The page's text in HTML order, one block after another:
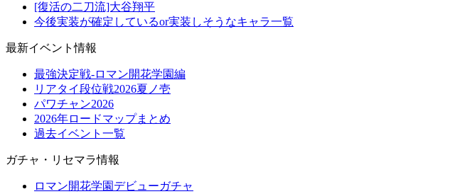
[復活の二刀流]大谷翔平
今後実装が確定しているor実装しそうなキャラ一覧
最新イベント情報
最強決定戦-ロマン開花学園編
リアタイ段位戦2026夏ノ壱
パワチャン2026
2026年ロードマップまとめ
過去イベント一覧
ガチャ・リセマラ情報
ロマン開花学園デビューガチャ